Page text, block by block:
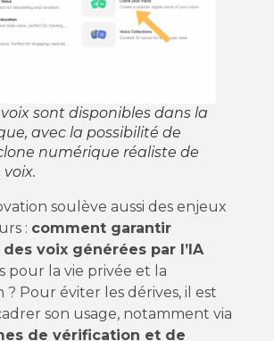
sont disponibles dans la
avec la possibilité de
numérique réaliste de
soulève aussi des enjeux
: comment garantir
voix générées par l’IA
pour la vie privée et la
Pour éviter les dérives, il est
son usage, notamment via
de vérification et de